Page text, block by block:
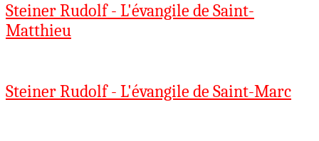
Steiner Rudolf - L'évangile de Saint-
Matthieu
Steiner Rudolf - L'évangile de Saint-Marc